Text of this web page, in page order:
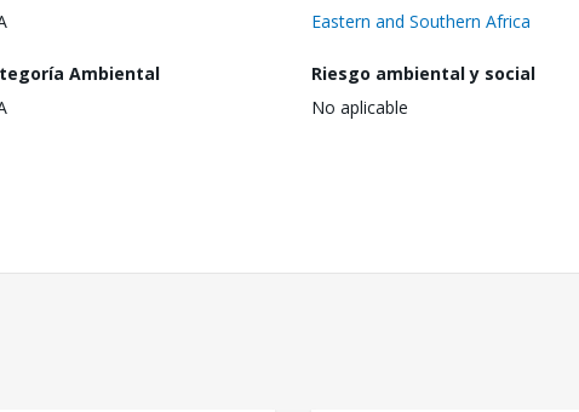
Eastern and Southern Africa
Ambiental
Riesgo ambiental y social
No aplicable